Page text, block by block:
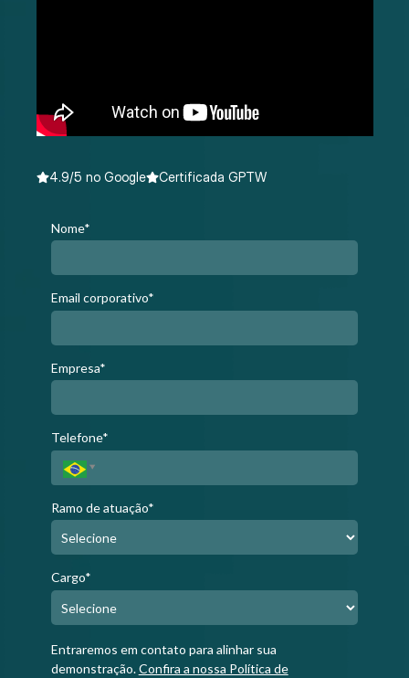
4.9/5 no Google Certificada GPTW
Nome*
Email corporativo*
Empresa*
Telefone*
Ramo de atuação*
Cargo*
Entraremos em contato para alinhar sua
demonstração.Confira a nossa Política de